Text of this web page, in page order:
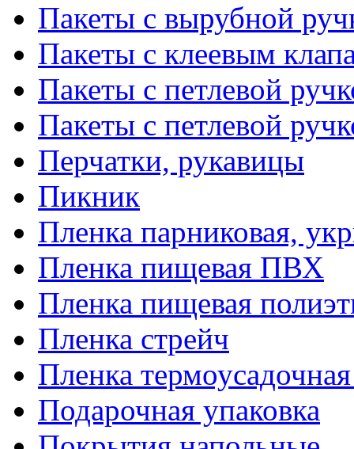
Пакеты с вырубной
Пакеты с клеевым
Пакеты с петлевой
Пакеты с петлевой
Перчатки, рукавицы
Пикник
Пленка парниковая,
Пленка пищевая ПВХ
Пленка пищевая
Пленка стрейч
Пленка
Подарочная упаковка